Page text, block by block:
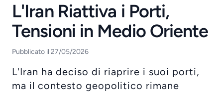
L'Iran Riattiva i Porti,
Tensioni in Medio Oriente
Pubblicato il 27/05/2026
L'Iran ha deciso di riaprire i suoi porti,
ma il contesto geopolitico rimane